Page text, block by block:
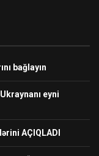
bağlayın
eyni
AÇIQLADI